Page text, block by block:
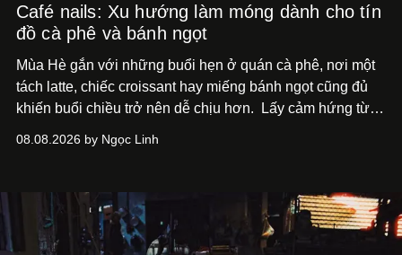
Café nails: Xu hướng làm móng dành cho tín
đồ cà phê và bánh ngọt
Mùa Hè gắn với những buổi hẹn ở quán cà phê, nơi một
tách latte, chiếc croissant hay miếng bánh ngọt cũng đủ
khiến buổi chiều trở nên dễ chịu hơn.
Lấy cảm hứng từ
sử dụng bảng màu nâu sữa, kem, trắng ngà cùng những
quán cà phê. Dưới đây là những mẫu nail được yêu thích
nhất của xu hướng này.
08.08.2026 by Ngọc Linh